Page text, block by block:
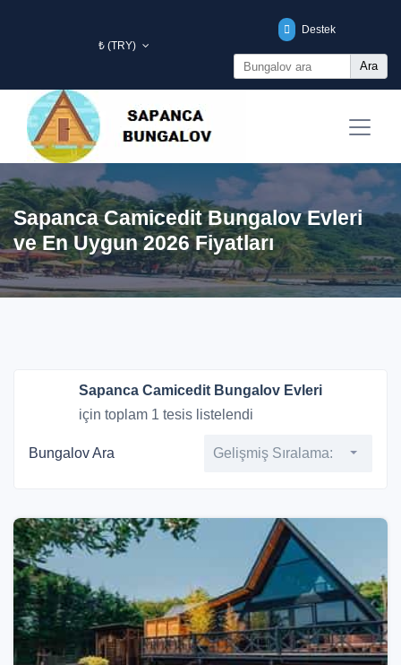
₺ (TRY)
Destek
Ara
Sapanca Camicedit Bungalov Evleri
ve En Uygun 2026 Fiyatları
Sapanca Camicedit Bungalov Evleri
için toplam 1 tesis listelendi
Bungalov Ara Gelişmiş Sıralama: